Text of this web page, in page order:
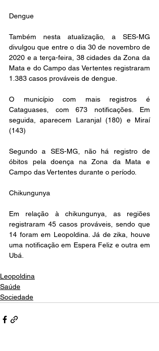
Dengue
Também nesta atualização, a SES-MG
divulgou que entre o dia 30 de novembro de
2020 e a terça-feira, 38 cidades da Zona da
Mata e do Campo das Vertentes registraram
1.383 casos prováveis de dengue.
O município com mais registros é
Cataguases, com 673 notificações. Em
seguida, aparecem Laranjal (180) e Miraí
(143)
Segundo a SES-MG, não há registro de
óbitos pela doença na Zona da Mata e
Campo das Vertentes durante o período.
Chikungunya
Em relação à chikungunya, as regiões
registraram 45 casos prováveis, sendo que
14 foram em Leopoldina. Já de zika, houve
uma notificação em Espera Feliz e outra em
Ubá.
Leopoldina
Saúde
Sociedade